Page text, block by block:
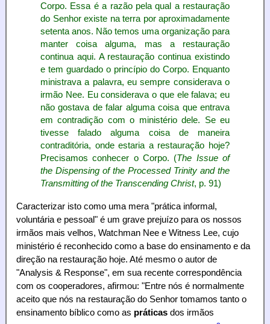
Corpo. Essa é a razão pela qual a restauração
do Senhor existe na terra por aproximadamente
setenta anos. Não temos uma organização para
manter coisa alguma, mas a restauração
continua aqui. A restauração continua existindo
e tem guardado o princípio do Corpo. Enquanto
ministrava a palavra, eu sempre considerava o
irmão Nee. Eu considerava o que ele falava; eu
não gostava de falar alguma coisa que entrava
em contradição com o ministério dele. Se eu
tivesse falado alguma coisa de maneira
contraditória, onde estaria a restauração hoje?
Precisamos conhecer o Corpo. (The Issue of
the Dispensing of the Processed Trinity and the
Transmitting of the Transcending Christ, p. 91)
Caracterizar isto como uma mera "prática informal,
voluntária e pessoal" é um grave prejuízo para os nossos
irmãos mais velhos, Watchman Nee e Witness Lee, cujo
ministério é reconhecido como a base do ensinamento e da
direção na restauração hoje. Até mesmo o autor de
"Analysis & Response", em sua recente correspondência
com os cooperadores, afirmou: "Entre nós é normalmente
aceito que nós na restauração do Senhor tomamos tanto o
ensinamento bíblico como as práticas dos irmãos